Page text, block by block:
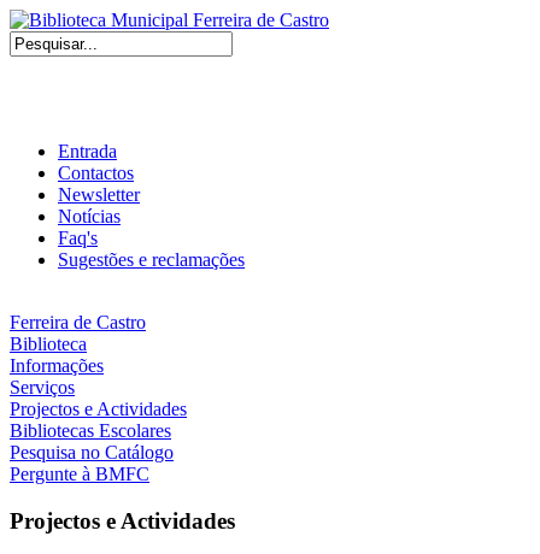
Entrada
Contactos
Newsletter
Notícias
Faq's
Sugestões e reclamações
Ferreira de Castro
Biblioteca
Informações
Serviços
Projectos e Actividades
Bibliotecas Escolares
Pesquisa no Catálogo
Pergunte à BMFC
Projectos e Actividades